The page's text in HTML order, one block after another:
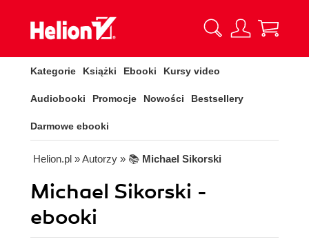
Kategorie Książki Ebooki Kursy video
Audiobooki Promocje Nowości Bestsellery
Darmowe ebooki
Helion.pl » Autorzy » 📚 Michael Sikorski
Michael Sikorski -
ebooki